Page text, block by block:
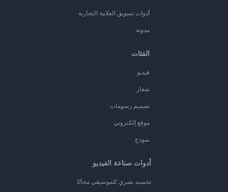
أدوات تسويق العلامة التجارية
مدونة
الفئات
فيديو
شعار
تصميم رسومات
موقع إلكتروني
نموذج
أدوات صناعة الفيديو
تجسيد بصري للموسيقى مجانًا